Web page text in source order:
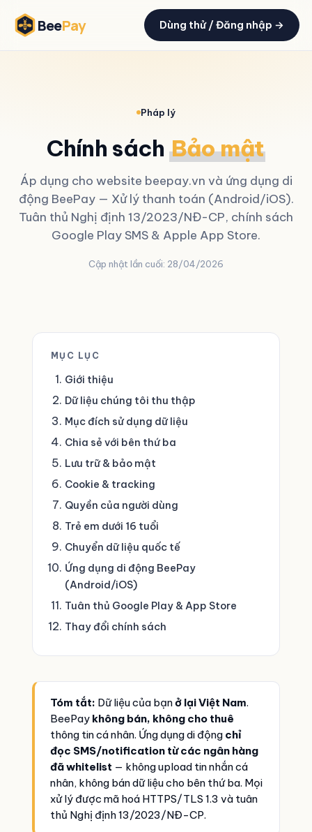
BeePay Dùng thử / Đăng nhập →
Pháp lý
Chính sách Bảo mật
Áp dụng cho website beepay.vn và ứng dụng di
động BeePay — Xử lý thanh toán (Android/iOS).
Tuân thủ Nghị định 13/2023/NĐ-CP, chính sách
Google Play SMS & Apple App Store.
Cập nhật lần cuối: 28/04/2026
MỤC LỤC
Giới thiệu
Dữ liệu chúng tôi thu thập
Mục đích sử dụng dữ liệu
Chia sẻ với bên thứ ba
Lưu trữ & bảo mật
Cookie & tracking
Quyền của người dùng
Trẻ em dưới 16 tuổi
Chuyển dữ liệu quốc tế
Ứng dụng di động BeePay
(Android/iOS)
Tuân thủ Google Play & App Store
Thay đổi chính sách
Tóm tắt: Dữ liệu của bạnở lại Việt Nam.
BeePay không bán, không cho thuê
thông tin cá nhân. Ứng dụng di động chỉ
đọc SMS/notification từ các ngân hàng
đã whitelist — không upload tin nhắn cá
nhân, không bán dữ liệu cho bên thứ ba. Mọi
xử lý được mã hoá HTTPS/TLS 1.3 và tuân
thủ Nghị định 13/2023/NĐ-CP.